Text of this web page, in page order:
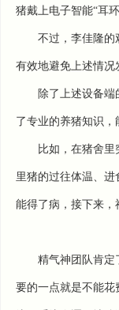
猪戴上电子智能“耳
不过，李佳隆的
有效地避免上述情况
除了上述设备
了专业的养猪知识，
比如，在猪舍
里猪的过往体温、
能得了病，接下来，
精气神团队肯定
要的一点就是不能